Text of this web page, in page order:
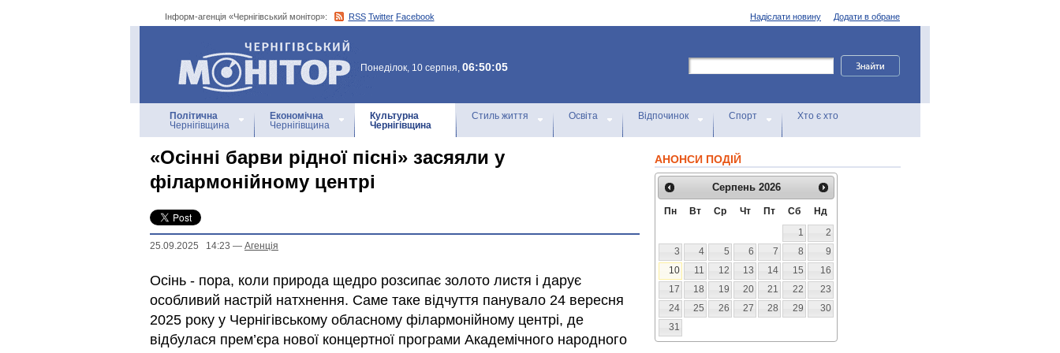
Додати в обране
Надіслати новину
Інформ-агенція «Чернігівський монітор»: RSS Twitter Facebook
Інформ-агенція
«Чернігівський монітор»
Понеділок, 10 серпня, 06:50:05
Політична
Чернігівщина
Економічна
Чернігівщина
Культурна
Чернігівщина
Стиль життя Освіта Відпочинок Спорт Хто є хто
«Осінні барви рідної пісні» засяяли у
філармонійному центрі
25.09.2025 14:23 — Агенцiя
Осінь - пора, коли природа щедро розсипає золото листя і дарує
особливий настрій натхнення. Саме таке відчуття панувало 24 вересня
2025 року у Чернігівському обласному філармонійному центрі, де
відбулася прем’єра нової концертної програми Академічного народного
АНОНСИ ПОДІЙ
Серпень 2026
Пн Вт Ср Чт Пт Сб
Нд
1
2
3
4 5 6 7 8
9
10
11 12 13 14 15
16
17
18 19 20 21 22
23
24
25 26 27 28 29
30
31